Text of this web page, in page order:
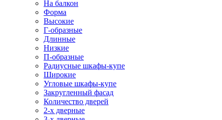
На балкон
Форма
Высокие
Г-образные
Длинные
Низкие
П-образные
Радиусные шкафы-купе
Широкие
Угловые шкафы-купе
Закругленный фасад
Количество дверей
2-х дверные